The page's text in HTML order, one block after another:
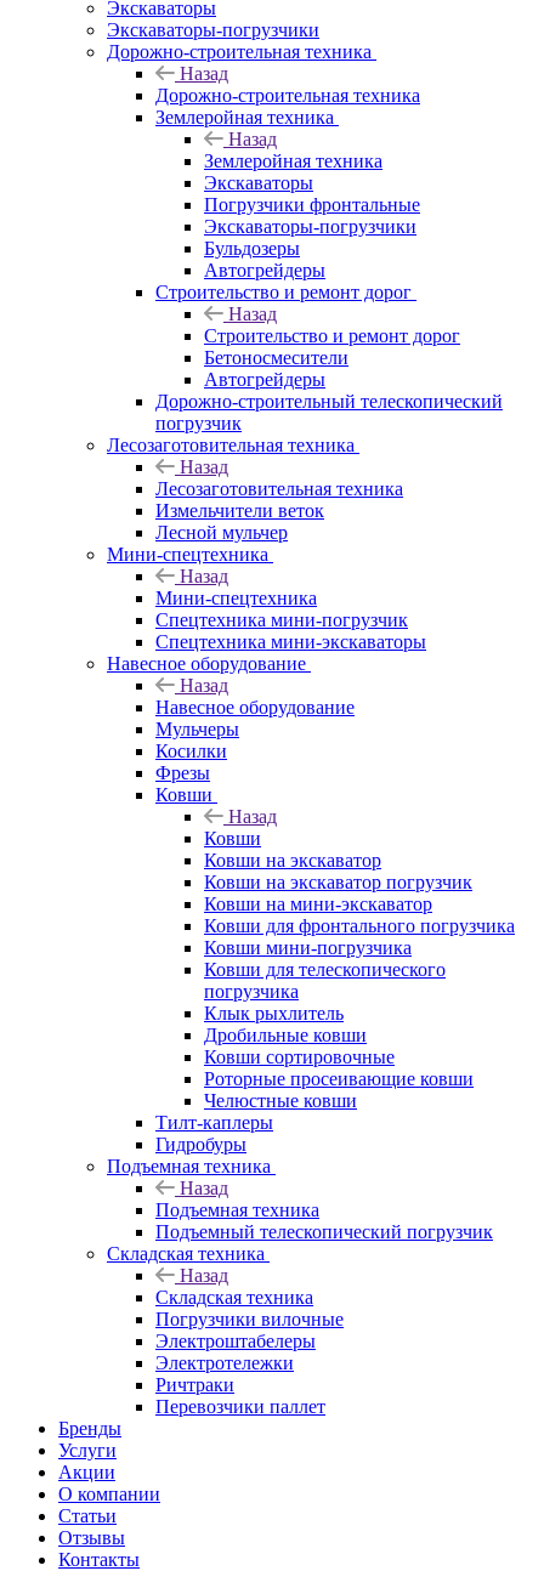
Экскаваторы
Экскаваторы-погрузчики
Дорожно-строительная техника
Назад
Дорожно-строительная техника
Землеройная техника
Назад
Землеройная техника
Экскаваторы
Погрузчики фронтальные
Экскаваторы-погрузчики
Бульдозеры
Автогрейдеры
Строительство и ремонт дорог
Назад
Строительство и ремонт дорог
Бетоносмесители
Автогрейдеры
Дорожно-строительный телескопический
погрузчик
Лесозаготовительная техника
Назад
Лесозаготовительная техника
Измельчители веток
Лесной мульчер
Мини-спецтехника
Назад
Мини-спецтехника
Спецтехника мини-погрузчик
Спецтехника мини-экскаваторы
Навесное оборудование
Назад
Навесное оборудование
Мульчеры
Косилки
Фрезы
Ковши
Назад
Ковши
Ковши на экскаватор
Ковши на экскаватор погрузчик
Ковши на мини-экскаватор
Ковши для фронтального погрузчика
Ковши мини-погрузчика
Ковши для телескопического
погрузчика
Клык рыхлитель
Дробильные ковши
Ковши сортировочные
Роторные просеивающие ковши
Челюстные ковши
Тилт-каплеры
Гидробуры
Подъемная техника
Назад
Подъемная техника
Подъемный телескопический погрузчик
Складская техника
Назад
Складская техника
Погрузчики вилочные
Электроштабелеры
Электротележки
Ричтраки
Перевозчики паллет
Бренды
Услуги
Акции
О компании
Статьи
Отзывы
Контакты